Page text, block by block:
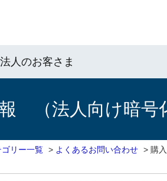
法人のお客さま
（法人向け暗号
リー一覧 > よくあるお問い合わせ > 購